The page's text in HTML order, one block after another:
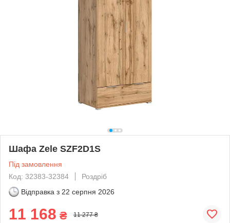
Шафа Zele SZF2D1S
Під замовлення
Код: 32383-32384
Роздріб
Відправка з 22 серпня 2026
11 168 ₴ 11 277 ₴